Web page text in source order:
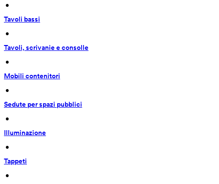
•
Tavoli bassi
•
Tavoli, scrivanie e consolle
•
Mobili contenitori
•
Sedute per spazi pubblici
•
Illuminazione
•
Tappeti
•